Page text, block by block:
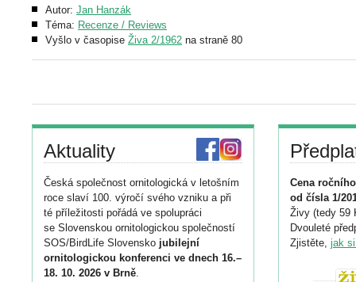
Autor: Jan Hanzák
Téma: Recenze / Reviews
Vyšlo v časopise Živa 2/1962 na straně 80
Aktuality
Česká společnost ornitologická v letošním
roce slaví 100. výročí svého vzniku a při
té příležitosti pořádá ve spolupráci
se Slovenskou ornitologickou společností
SOS/BirdLife Slovensko jubilejní
ornitologickou konferenci ve dnech 16.–
18. 10. 2026 v Brně.
Cena
od čísla 1/
Živy (tedy 59
Dvouleté
Zjistěte, jak